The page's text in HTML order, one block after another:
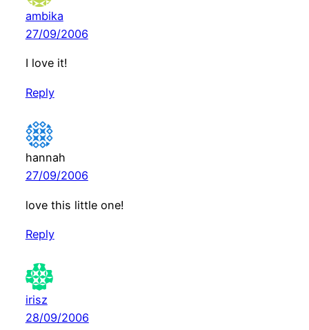
ambika
27/09/2006
I love it!
Reply
hannah
27/09/2006
love this little one!
Reply
irisz
28/09/2006